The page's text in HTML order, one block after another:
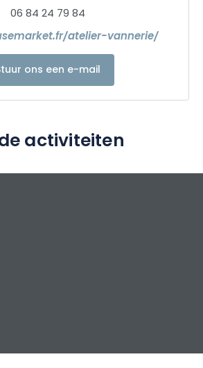
06 84 24 79 84
atelier-vannerie/
ons een e-mail
activiteiten